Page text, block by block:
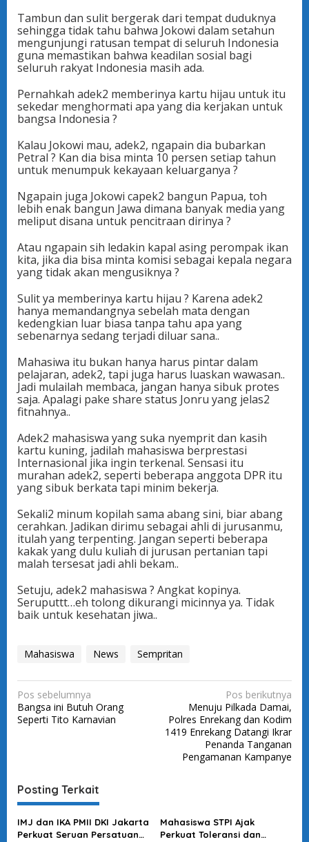
Tambun dan sulit bergerak dari tempat duduknya
sehingga tidak tahu bahwa Jokowi dalam setahun
mengunjungi ratusan tempat di seluruh Indonesia
guna memastikan bahwa keadilan sosial bagi
seluruh rakyat Indonesia masih ada.
Pernahkah adek2 memberinya kartu hijau untuk itu
sekedar menghormati apa yang dia kerjakan untuk
bangsa Indonesia ?
Kalau Jokowi mau, adek2, ngapain dia bubarkan
Petral ? Kan dia bisa minta 10 persen setiap tahun
untuk menumpuk kekayaan keluarganya ?
Ngapain juga Jokowi capek2 bangun Papua, toh
lebih enak bangun Jawa dimana banyak media yang
meliput disana untuk pencitraan dirinya ?
Atau ngapain sih ledakin kapal asing perompak ikan
kita, jika dia bisa minta komisi sebagai kepala negara
yang tidak akan mengusiknya ?
Sulit ya memberinya kartu hijau ? Karena adek2
hanya memandangnya sebelah mata dengan
kedengkian luar biasa tanpa tahu apa yang
sebenarnya sedang terjadi diluar sana..
Mahasiwa itu bukan hanya harus pintar dalam
pelajaran, adek2, tapi juga harus luaskan wawasan..
Jadi mulailah membaca, jangan hanya sibuk protes
saja. Apalagi pake share status Jonru yang jelas2
fitnahnya..
Adek2 mahasiswa yang suka nyemprit dan kasih
kartu kuning, jadilah mahasiswa berprestasi
Internasional jika ingin terkenal. Sensasi itu
murahan adek2, seperti beberapa anggota DPR itu
yang sibuk berkata tapi minim bekerja.
Sekali2 minum kopilah sama abang sini, biar abang
cerahkan. Jadikan dirimu sebagai ahli di jurusanmu,
itulah yang terpenting. Jangan seperti beberapa
kakak yang dulu kuliah di jurusan pertanian tapi
malah tersesat jadi ahli bekam..
Setuju, adek2 mahasiswa ? Angkat kopinya.
Seruputtt…eh tolong dikurangi micinnya ya. Tidak
baik untuk kesehatan jiwa..
Mahasiswa News Sempritan
N
a
a
s
i
Pos sebelumnya
Bangsa ini Butuh Orang
Seperti Tito Karnavian
Pos berikutnya
Menuju Pilkada Damai,
Polres Enrekang dan Kodim
1419 Enrekang Datangi Ikrar
Penanda Tanganan
Pengamanan Kampanye
Posting Terkait
IMJ dan IKA PMII DKI Jakarta
Perkuat Seruan Persatuan
Mahasiswa STPI Ajak
Perkuat Toleransi dan